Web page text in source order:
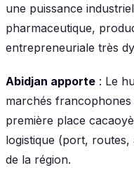
une puissance
pharmaceutique,
entrepreneuriale très
Abidjan apporte : Le
marchés
première place
logistique (port,
de la région.